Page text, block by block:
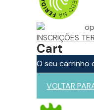
INSCRIÇÕES
Cart
O seu carrinho
VOLTAR